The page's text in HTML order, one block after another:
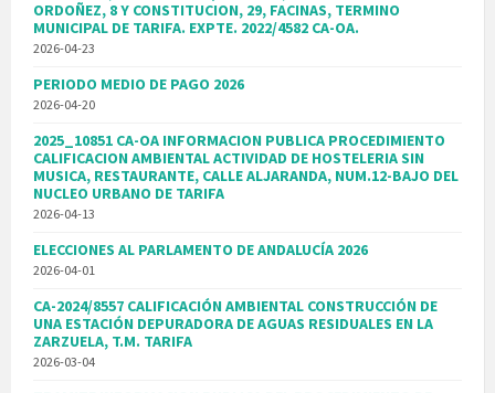
ORDOÑEZ, 8 Y CONSTITUCION, 29, FACINAS, TERMINO
MUNICIPAL DE TARIFA. EXPTE. 2022/4582 CA-OA.
2026-04-23
PERIODO MEDIO DE PAGO 2026
2026-04-20
2025_10851 CA-OA INFORMACION PUBLICA PROCEDIMIENTO
CALIFICACION AMBIENTAL ACTIVIDAD DE HOSTELERIA SIN
MUSICA, RESTAURANTE, CALLE ALJARANDA, NUM.12-BAJO DEL
NUCLEO URBANO DE TARIFA
2026-04-13
ELECCIONES AL PARLAMENTO DE ANDALUCÍA 2026
2026-04-01
CA-2024/8557 CALIFICACIÓN AMBIENTAL CONSTRUCCIÓN DE
UNA ESTACIÓN DEPURADORA DE AGUAS RESIDUALES EN LA
ZARZUELA, T.M. TARIFA
2026-03-04